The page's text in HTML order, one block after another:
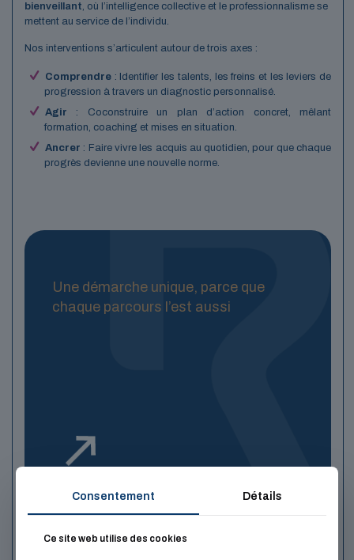
bienveillant, où l’intelligence collective et le professionnalisme se
mettent au service de l’individu.
Nos interventions s’articulent autour de trois axes :
Comprendre : Identifier les talents, les freins et les leviers de
progression à travers un diagnostic personnalisé.
Agir : Coconstruire un plan d’action concret, mêlant
formation, coaching et mises en situation.
Ancrer : Faire vivre les acquis au quotidien, pour que chaque
progrès devienne une nouvelle norme.
Une démarche unique, parce que
chaque parcours l’est aussi
Consentement Détails
Ce site web utilise des cookies